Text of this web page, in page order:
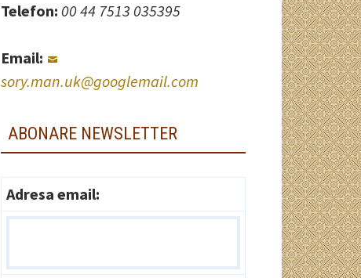
Telefon: 00 44 7513 035395
Email:
sory.man.uk@googlemail.com
ABONARE NEWSLETTER
Adresa email: